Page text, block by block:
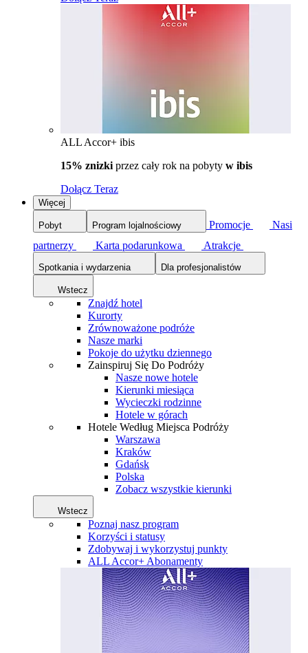
ALL Accor+ ibis
15% znizki przez cały rok na pobyty w ibis
Dołącz Teraz
Więcej
Pobyt Program lojalnościowy Promocje
Nasi
partnerzy
Karta podarunkowa Atrakcje
Spotkania i wydarzenia Dla profesjonalistów
Wstecz
Znajdź hotel
Kurorty
Zrównoważone podróże
Nasze marki
Pokoje do użytku dziennego
Zainspiruj Się Do Podróży
Nasze nowe hotele
Kierunki miesiąca
Wycieczki rodzinne
Hotele w górach
Hotele Według Miejsca Podróży
Warszawa
Kraków
Gdańsk
Polska
Zobacz wszystkie kierunki
Wstecz
Poznaj nasz program
Korzyści i statusy
Zdobywaj i wykorzystuj punkty
ALL Accor+ Abonamenty